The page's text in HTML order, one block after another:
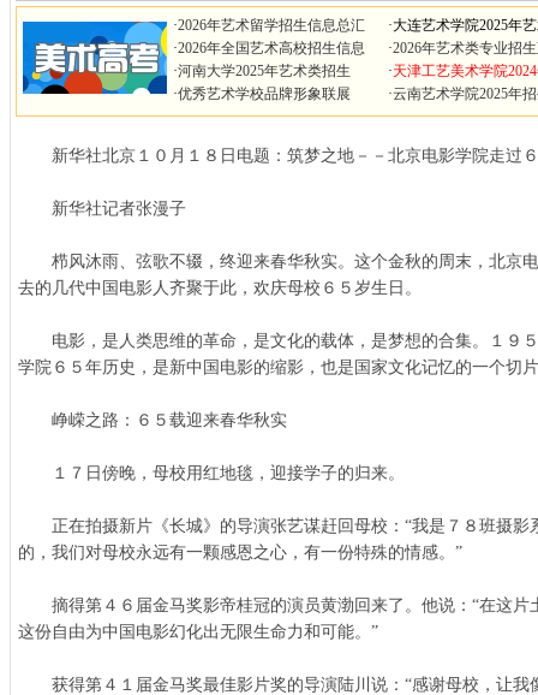
·2026年艺术留学招生信息总汇
·2026年全国艺术高校招生信息
·河南大学2025年艺术类招生
·优秀艺术学校品牌形象联展
·大连艺术学院2025年
·2026年艺术类专业招
·天津工艺美术学院
·云南艺术学院2025年
新华社北京１０月１８日电题：筑梦之地－－北京电影学院走过
新华社记者张漫子
栉风沐雨、弦歌不辍，终迎来春华秋实。这个金秋的周末，北京
去的几代中国电影人齐聚于此，欢庆母校６５岁生日。
电影，是人类思维的革命，是文化的载体，是梦想的合集。１９
学院６５年历史，是新中国电影的缩影，也是国家文化记忆的一个切
峥嵘之路：６５载迎来春华秋实
１７日傍晚，母校用红地毯，迎接学子的归来。
正在拍摄新片《长城》的导演张艺谋赶回母校：“我是７８班摄影
的，我们对母校永远有一颗感恩之心，有一份特殊的情感。”
摘得第４６届金马奖影帝桂冠的演员黄渤回来了。他说：“在这片
这份自由为中国电影幻化出无限生命力和可能。”
获得第４１届金马奖最佳影片奖的导演陆川说：“感谢母校，让我